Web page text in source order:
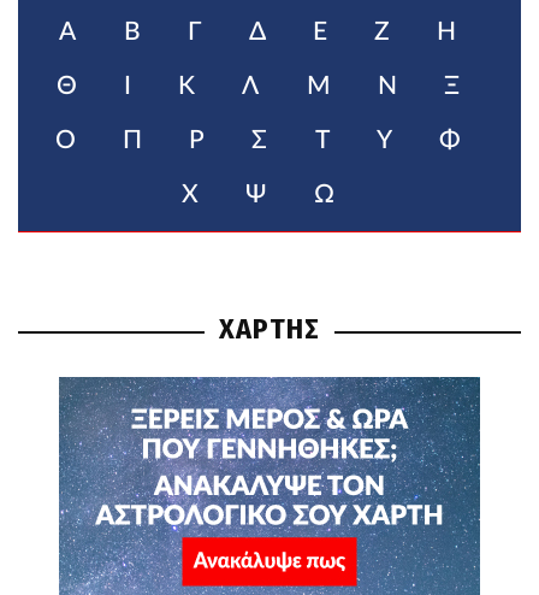
Α Β Γ Δ Ε Ζ Η
Θ Κ Λ Μ Ν Ξ
Ο Π Ρ Σ Τ Υ Φ
Χ Ψ Ω
ΧΑΡΤΗΣ